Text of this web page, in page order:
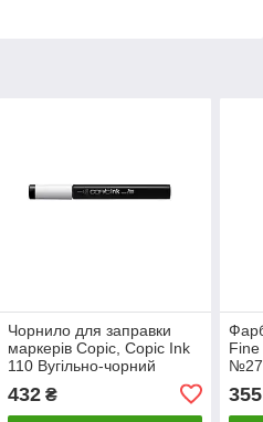
Чорнило для заправки
маркерів Copic, Copic Ink
110 Вугільно-чорний
432₴ 355